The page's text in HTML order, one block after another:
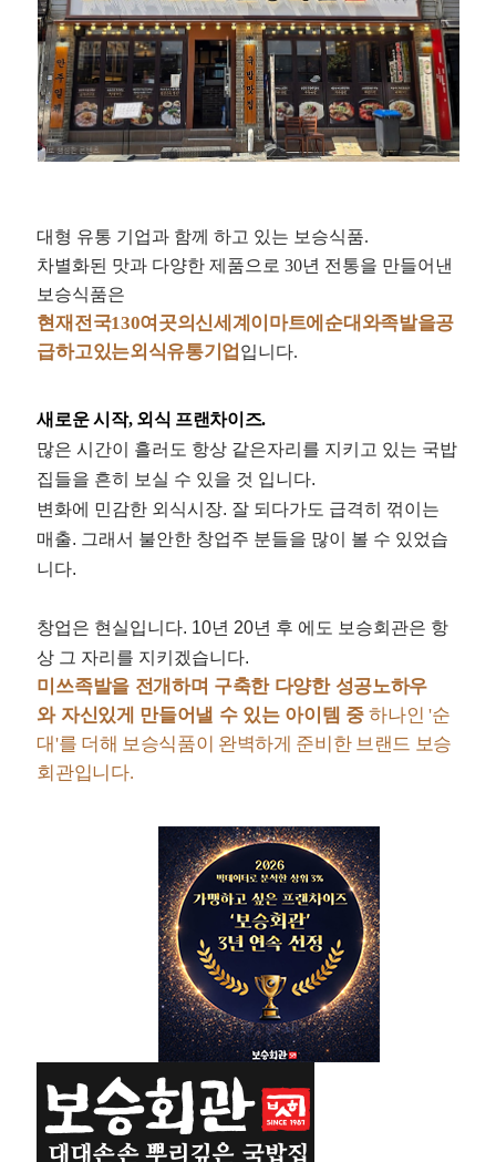
대형 유통 기업과 함께 하고 있는 보승식품.
차별화된 맛과 다양한 제품으로 30년 전통을 만들어낸
보승식품은
현재 전 국130여 곳의신세 계 이 마트에 순대 와족발을공
급하고있는외 식유통기 업 입니다.
새로운 시작, 외식 프랜차이즈.
많은 시간이 흘러도 항상 같은자리를 지키고 있는 국밥
집들을 흔히 보실 수 있을 것 입니다.
변화에 민감한 외식시장. 잘 되다가도 급격히 꺾이는
매출. 그래서 불안한 창업주 분들을 많이 볼 수 있었습
니다.
창업은 현실입니다. 10년 20년 후 에도 보승회관은 항
상 그 자리를 지키겠습니다.
미 쓰족발을 전개하며 구축한 다양한 성공노하우
와 자신있게 만들어 낼 수 있는 아이 템 중하나인 '순
대'를 더해 보 승식품이 완벽하게 준비 한 브 랜 드 보승
회 관입니 다.